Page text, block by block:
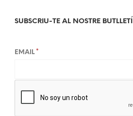
SUBSCRIU-TE AL NOSTRE BUTLLETÍ
EMAIL*